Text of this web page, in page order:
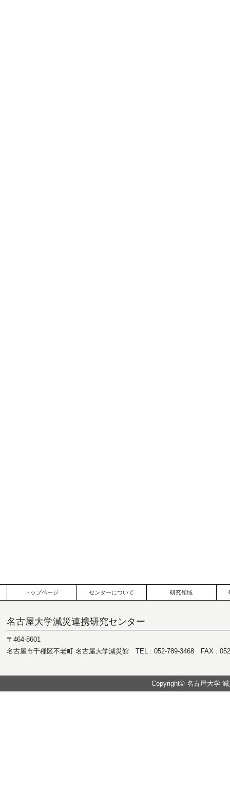
トップページ センターについて 研究領域
名古屋大学減災連携研究センター
〒464-8601
名古屋市千種区不老町 名古屋大学減災館 TEL : 052-789-3468 FAX :
Copyright© 名古屋大学